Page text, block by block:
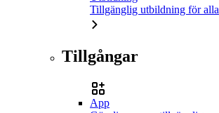
Tillgänglig utbildning för alla
Tillgångar
App